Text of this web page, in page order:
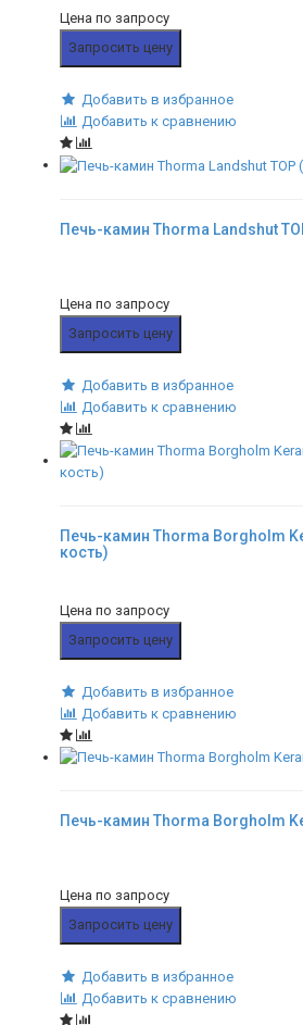
Цена по запросу
Запросить цену
Добавить в избранное
Добавить к сравнению
Печь-камин Thorma Landshut
Цена по запросу
Запросить цену
Добавить в избранное
Добавить к сравнению
Печь-камин Thorma Borgholm
кость)
Цена по запросу
Запросить цену
Добавить в избранное
Добавить к сравнению
Печь-камин Thorma Borgholm
Цена по запросу
Запросить цену
Добавить в избранное
Добавить к сравнению